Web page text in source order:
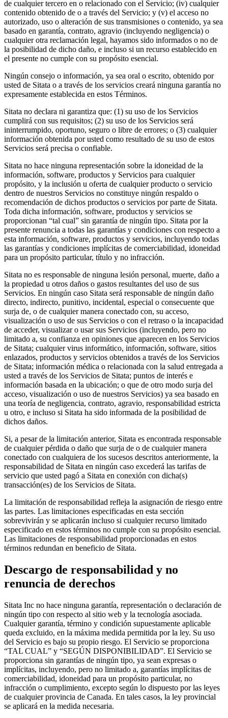
de cualquier tercero en o relacionado con el Servicio; (iv) cualquier
contenido obtenido de o a través del Servicio; y (v) el acceso no
autorizado, uso o alteración de sus transmisiones o contenido, ya sea
basado en garantía, contrato, agravio (incluyendo negligencia) o
cualquier otra reclamación legal, hayamos sido informados o no de
la posibilidad de dicho daño, e incluso si un recurso establecido en
el presente no cumple con su propósito esencial.
Ningún consejo o información, ya sea oral o escrito, obtenido por
usted de Sitata o a través de los servicios creará ninguna garantía no
expresamente establecida en estos Términos.
Sitata no declara ni garantiza que: (1) su uso de los Servicios
cumplirá con sus requisitos; (2) su uso de los Servicios será
ininterrumpido, oportuno, seguro o libre de errores; o (3) cualquier
información obtenida por usted como resultado de su uso de estos
Servicios será precisa o confiable.
Sitata no hace ninguna representación sobre la idoneidad de la
información, software, productos y Servicios para cualquier
propósito, y la inclusión u oferta de cualquier producto o servicio
dentro de nuestros Servicios no constituye ningún respaldo o
recomendación de dichos productos o servicios por parte de Sitata.
Toda dicha información, software, productos y servicios se
proporcionan “tal cual” sin garantía de ningún tipo. Sitata por la
presente renuncia a todas las garantías y condiciones con respecto a
esta información, software, productos y servicios, incluyendo todas
las garantías y condiciones implícitas de comerciabilidad, idoneidad
para un propósito particular, título y no infracción.
Sitata no es responsable de ninguna lesión personal, muerte, daño a
la propiedad u otros daños o gastos resultantes del uso de sus
Servicios. En ningún caso Sitata será responsable de ningún daño
directo, indirecto, punitivo, incidental, especial o consecuente que
surja de, o de cualquier manera conectado con, su acceso,
visualización o uso de sus Servicios o con el retraso o la incapacidad
de acceder, visualizar o usar sus Servicios (incluyendo, pero no
limitado a, su confianza en opiniones que aparecen en los Servicios
de Sitata; cualquier virus informático, información, software, sitios
enlazados, productos y servicios obtenidos a través de los Servicios
de Sitata; información médica o relacionada con la salud entregada a
usted a través de los Servicios de Sitata; puntos de interés e
información basada en la ubicación; o que de otro modo surja del
acceso, visualización o uso de nuestros Servicios) ya sea basado en
una teoría de negligencia, contrato, agravio, responsabilidad estricta
u otro, e incluso si Sitata ha sido informada de la posibilidad de
dichos daños.
Si, a pesar de la limitación anterior, Sitata es encontrada responsable
de cualquier pérdida o daño que surja de o de cualquier manera
conectado con cualquiera de los sucesos descritos anteriormente, la
responsabilidad de Sitata en ningún caso excederá las tarifas de
servicio que usted pagó a Sitata en conexión con dicha(s)
transacción(es) de los Servicios de Sitata.
La limitación de responsabilidad refleja la asignación de riesgo entre
las partes. Las limitaciones especificadas en esta sección
sobrevivirán y se aplicarán incluso si cualquier recurso limitado
especificado en estos términos no cumple con su propósito esencial.
Las limitaciones de responsabilidad proporcionadas en estos
términos redundan en beneficio de Sitata.
Descargo de responsabilidad y no
renuncia de derechos
Sitata Inc no hace ninguna garantía, representación o declaración de
ningún tipo con respecto al sitio web y la tecnología asociada.
Cualquier garantía, término y condición supuestamente aplicable
queda excluido, en la máxima medida permitida por la ley. Su uso
del Servicio es bajo su propio riesgo. El Servicio se proporciona
“TAL CUAL” y “SEGÚN DISPONIBILIDAD”. El Servicio se
proporciona sin garantías de ningún tipo, ya sean expresas o
implícitas, incluyendo, pero no limitado a, garantías implícitas de
comerciabilidad, idoneidad para un propósito particular, no
infracción o cumplimiento, excepto según lo dispuesto por las leyes
de cualquier provincia de Canada. En tales casos, la ley provincial
se aplicará en la medida necesaria.